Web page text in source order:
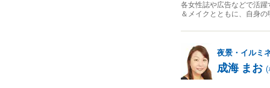
各女性誌や広告などで活
＆メイクとともに、自身
夜景・イルミ
成海 まお (